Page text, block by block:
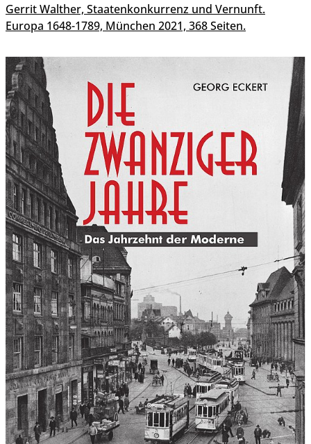
Gerrit Walther, Staatenkonkurrenz und Vernunft.
Europa 1648-1789, München 2021, 368 Seiten.